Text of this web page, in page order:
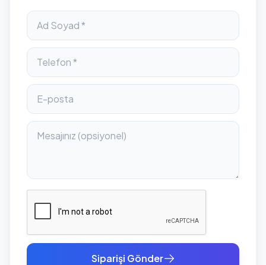
Siparişi Gönder